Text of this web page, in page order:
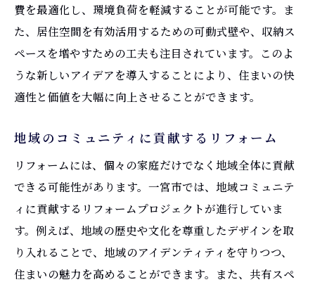
費を最適化し、環境負荷を軽減することが可能です。ま
た、居住空間を有効活用するための可動式壁や、収納ス
ペースを増やすための工夫も注目されています。このよ
うな新しいアイデアを導入することにより、住まいの快
適性と価値を大幅に向上させることができます。
地域のコミュニティに貢献するリフォーム
リフォームには、個々の家庭だけでなく地域全体に貢献
できる可能性があります。一宮市では、地域コミュニテ
ィに貢献するリフォームプロジェクトが進行していま
す。例えば、地域の歴史や文化を尊重したデザインを取
り入れることで、地域のアイデンティティを守りつつ、
住まいの魅力を高めることができます。また、共有スペ